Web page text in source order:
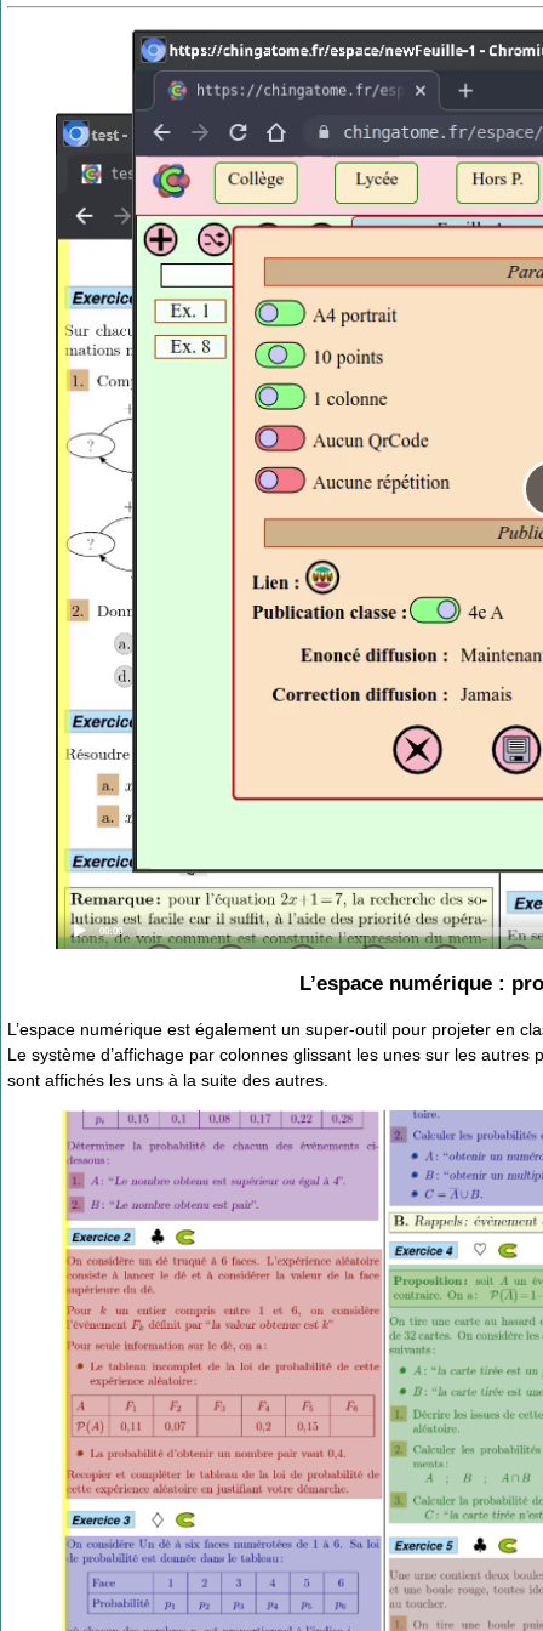
Current
time
00:00
L’espace numérique :
L’espace numérique est également un super-outil pour projeter en
Le système d’affichage par colonnes glissant les unes sur les autres
sont affichés les uns à la suite des autres.